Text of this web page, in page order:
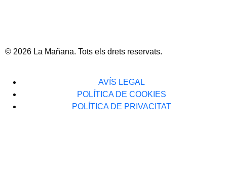
© 2026 La Mañana. Tots els drets reservats.
AVÍS LEGAL
POLÍTICA DE COOKIES
POLÍTICA DE PRIVACITAT